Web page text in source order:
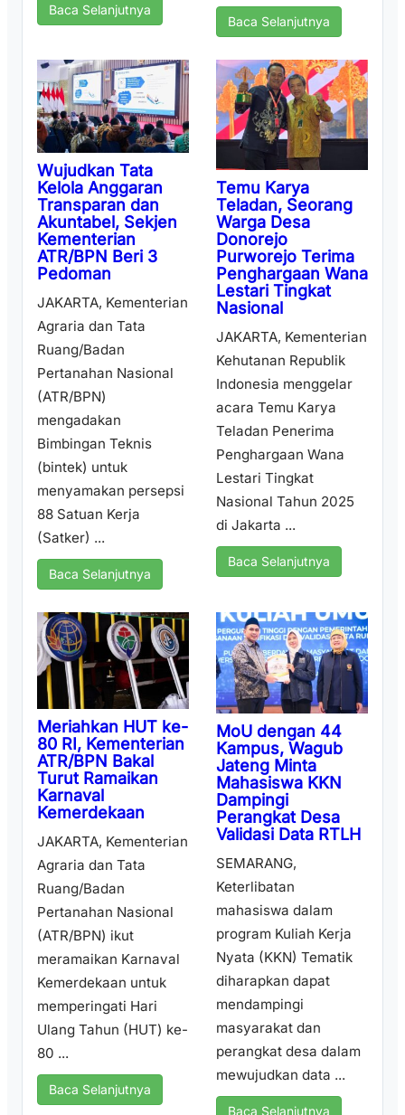
Baca Selanjutnya
Baca Selanjutnya
Wujudkan Tata
Kelola Anggaran
Transparan dan
Akuntabel, Sekjen
Kementerian
ATR/BPN Beri 3
Pedoman
JAKARTA, Kementerian
Agraria dan Tata
Ruang/Badan
Pertanahan Nasional
(ATR/BPN)
mengadakan
Bimbingan Teknis
(bintek) untuk
menyamakan persepsi
88 Satuan Kerja
(Satker) ...
Baca Selanjutnya
Temu Karya
Teladan, Seorang
Warga Desa
Donorejo
Purworejo Terima
Penghargaan Wana
Lestari Tingkat
Nasional
JAKARTA, Kementerian
Kehutanan Republik
Indonesia menggelar
acara Temu Karya
Teladan Penerima
Penghargaan Wana
Lestari Tingkat
Nasional Tahun 2025
di Jakarta ...
Baca Selanjutnya
Meriahkan HUT ke-
80 RI, Kementerian
ATR/BPN Bakal
Turut Ramaikan
Karnaval
Kemerdekaan
JAKARTA, Kementerian
Agraria dan Tata
Ruang/Badan
Pertanahan Nasional
(ATR/BPN) ikut
meramaikan Karnaval
Kemerdekaan untuk
memperingati Hari
Ulang Tahun (HUT) ke-
80 ...
Baca Selanjutnya
MoU dengan 44
Kampus, Wagub
Jateng Minta
Mahasiswa KKN
Dampingi
Perangkat Desa
Validasi Data RTLH
SEMARANG,
Keterlibatan
mahasiswa dalam
program Kuliah Kerja
Nyata (KKN) Tematik
diharapkan dapat
mendampingi
masyarakat dan
perangkat desa dalam
mewujudkan data ...
Baca Selanjutnya